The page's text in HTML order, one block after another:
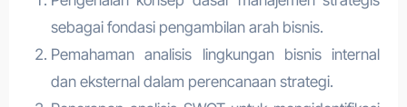
sebagai fondasi pengambilan arah bisnis.
Pemahaman analisis lingkungan bisnis internal
dan eksternal dalam perencanaan strategi.